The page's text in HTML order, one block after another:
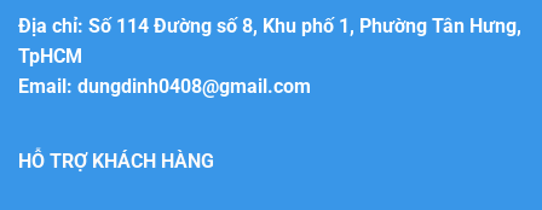
Địa chỉ: Số 114 Đường số 8, Khu phố 1, Phường Tân Hưng,
TpHCM
Email: dungdinh0408@gmail.com
HỖ TRỢ KHÁCH HÀNG